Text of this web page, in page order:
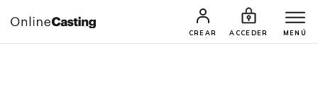
CREAR ACCEDER MENÚ
CASTINGS Y AUDICIONES TALENTOS